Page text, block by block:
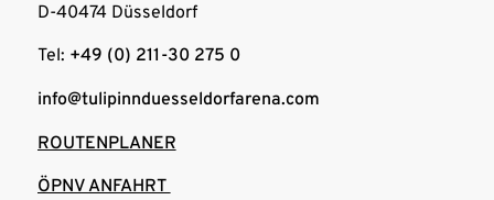
D-40474 Düsseldorf
Tel: +49 (0) 211-30 275 0
info@tulipinnduesseldorfarena.com
ROUTENPLANER
ÖPNV ANFAHRT